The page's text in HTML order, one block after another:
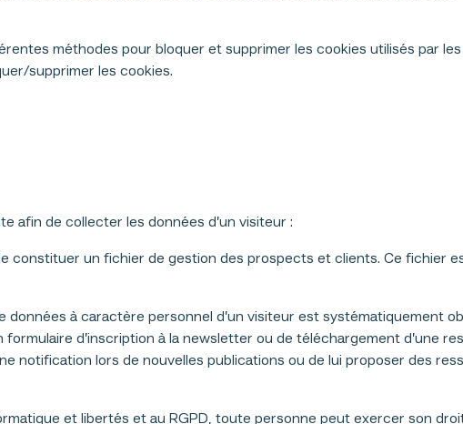
méthodes pour bloquer et supprimer les cookies utilisés par
supprimer les cookies.
afin de collecter les données d’un visiteur :
constituer un fichier de gestion des prospects et clients. Ce fichier
données à caractère personnel d’un visiteur est systématiquement
formulaire d’inscription à la newsletter ou de téléchargement d’une
notification lors de nouvelles publications ou de lui proposer des
et libertés et au RGPD, toute personne peut exercer son